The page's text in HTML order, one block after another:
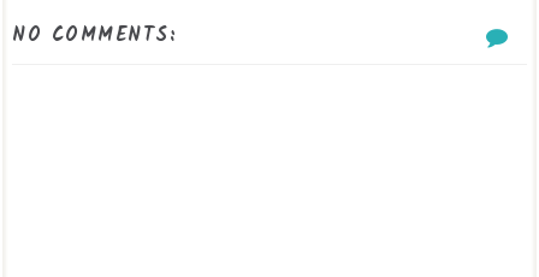
NO COMMENTS: